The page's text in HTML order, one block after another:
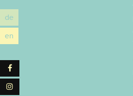
de
en
Facebook
Instagram